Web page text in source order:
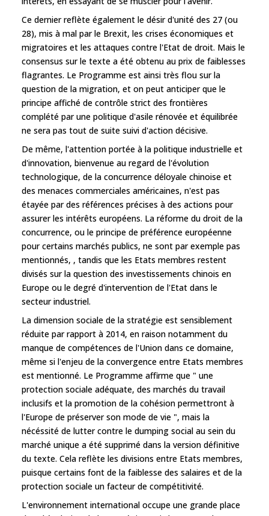
Ce dernier reflète également le désir d'unité des 27 (ou
28), mis à mal par le Brexit, les crises économiques et
migratoires et les attaques contre l'Etat de droit. Mais le
consensus sur le texte a été obtenu au prix de faiblesses
flagrantes. Le Programme est ainsi très flou sur la
question de la migration, et on peut anticiper que le
principe affiché de contrôle strict des frontières
complété par une politique d'asile rénovée et équilibrée
ne sera pas tout de suite suivi d'action décisive.
De même, l'attention portée à la politique industrielle et
d'innovation, bienvenue au regard de l'évolution
technologique, de la concurrence déloyale chinoise et
des menaces commerciales américaines, n'est pas
étayée par des références précises à des actions pour
assurer les intérêts européens. La réforme du droit de la
concurrence, ou le principe de préférence européenne
pour certains marchés publics, ne sont par exemple pas
mentionnés, , tandis que les Etats membres restent
divisés sur la question des investissements chinois en
Europe ou le degré d'intervention de l'Etat dans le
secteur industriel.
La dimension sociale de la stratégie est sensiblement
réduite par rapport à 2014, en raison notamment du
manque de compétences de l'Union dans ce domaine,
même si l'enjeu de la convergence entre Etats membres
est mentionné. Le Programme affirme que " une
protection sociale adéquate, des marchés du travail
inclusifs et la promotion de la cohésion permettront à
l'Europe de préserver son mode de vie ", mais la
nécéssité de lutter contre le dumping social au sein du
marché unique a été supprimé dans la version définitive
du texte. Cela reflète les divisions entre Etats membres,
puisque certains font de la faiblesse des salaires et de la
protection sociale un facteur de compétitivité.
L'environnement international occupe une grande place